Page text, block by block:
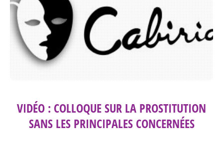
VIDÉO : COLLOQUE SUR LA PROSTITUTION
SANS LES PRINCIPALES CONCERNÉES